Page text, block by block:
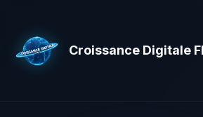
Croissance Digitale